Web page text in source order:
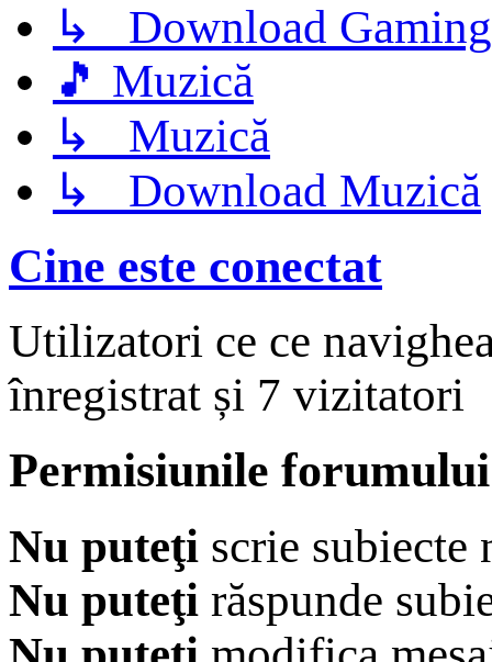
↳ Download Gaming
🎵 Muzică
↳ Muzică
↳ Download Muzică
Cine este conectat
Utilizatori ce ce
înregistrat și 7 vizitatori
Permisiunile forumului
Nu puteţi scrie subiecte
Nu puteţi răspunde